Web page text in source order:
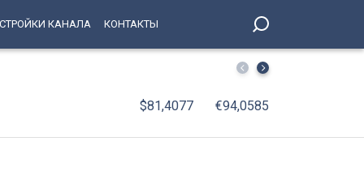
КАНАЛА КОНТАКТЫ
С января по июнь 2026 года оборот организаций
$81,4077 €94,0585